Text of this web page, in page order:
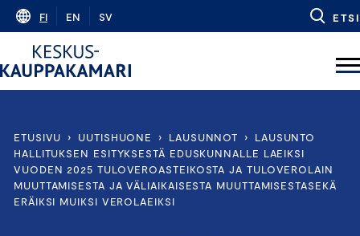
Skip
content
FI EN SV ETSI
ETUSIVU › UUTISHUONE › LAUSUNNOT ›
LAUSUNTO
HALLITUKSEN ESITYKSESTÄ EDUSKUNNALLE LAEIKSI
VUODEN 2025 TULOVEROASTEIKOSTA JA TULOVEROLAIN
MUUTTAMISESTA JA VÄLIAIKAISESTA MUUTTAMISESTASEKÄ
ERÄIKSI MUIKSI VEROLAEIKSI